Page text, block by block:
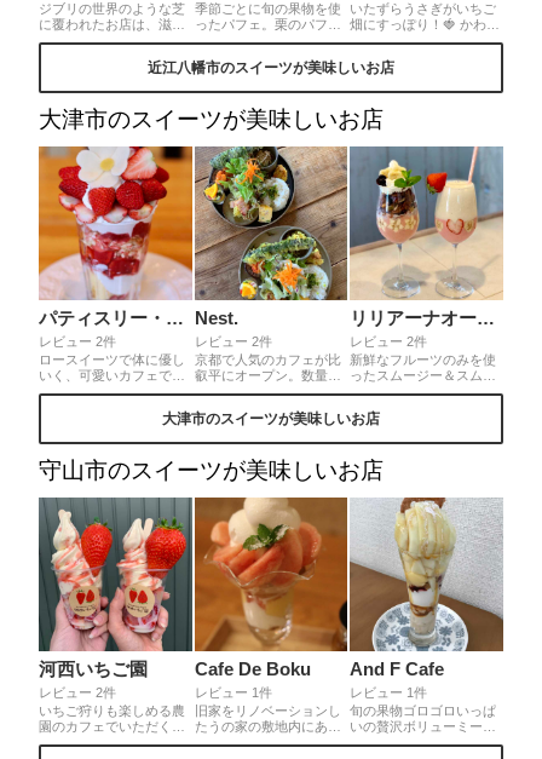
ジブリの世界のような芝
に覆われたお店は、滋賀
の老舗和菓子店たねやの
ク感たっぷりのアイスか
自然と触れ合いながら楽
しめる癒しのお店です。
◎名神高速道路「八日市
IC」より車で約40分。営
業時間9時から。人気ス
イーツは売り切れる可能
性あり。
季節ごとに旬の果物を使
ったパフェ。栗のパフェ
とりんごのパフェをいた
く、美味しいです。
いたずらうさぎがいちご
畑にすっぽり！🍓 かわい
いおしりはバニラアイス
キ🍰 うさぎ親子はパンナ
ごなどが入っていて ささ
やかな幸せ💗
近江八幡市のスイーツが美味しいお店
大津市のスイーツが美味しいお店
パティスリー・ユーピ・ユーピ
レビュー 2件
ロースイーツで体に優し
いく、可愛いカフェで苺
20個以上使った超苺グラ
す。キラキラ苺がいっぱ
食べられますよ☆カフェ
は土日限定で予約必須な
ようです
Nest.
レビュー 2件
京都で人気のカフェが比
叡平にオープン。数量限
定の20種類の野菜プレー
かで一つ一つ丁寧に手間
かなスイーツも豊富です
🍰
リリアーナオーガニックカフェ
レビュー 2件
新鮮なフルーツのみを使
ったスムージー＆スムパ
フェ。スムパフェとは、
イップや、ココナッツタ
す。スムージーは好きな
フルーツを2つ組み合わ
せて作って頂けます♪
大津市のスイーツが美味しいお店
守山市のスイーツが美味しいお店
河西いちご園
レビュー 2件
いちご狩りも楽しめる農
園のカフェでいただく朝
摘み苺のパフェ。甘く濃
Cafe De Boku
レビュー 1件
旧家をリノベーションし
たうの家の敷地内にある
カフェ。桃のパフェは季
And F Cafe
レビュー 1件
旬の果物ゴロゴロいっぱ
いの贅沢ボリューミーパ
フェなのにお値打ち価格